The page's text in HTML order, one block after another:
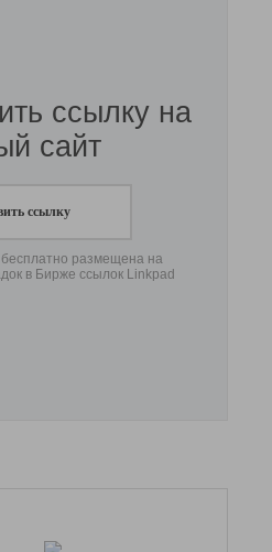
ссылку на
сайт
ссылку
бесплатно размещена на
в Бирже ссылок Linkpad